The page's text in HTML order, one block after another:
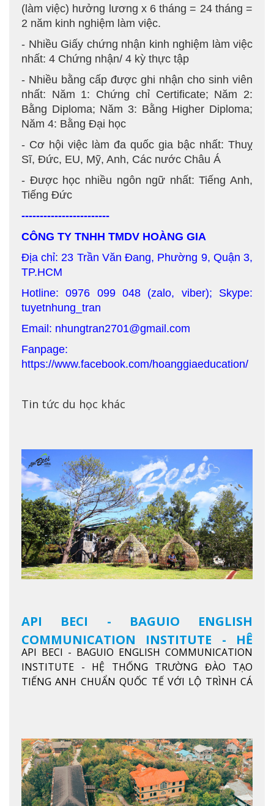
(làm việc) hưởng lương x 6 tháng = 24 tháng =
2 năm kinh nghiệm làm việc.
- Nhiều Giấy chứng nhận kinh nghiệm làm việc
nhất: 4 Chứng nhận/ 4 kỳ thực tập
- Nhiều bằng cấp được ghi nhận cho sinh viên
nhất: Năm 1: Chứng chỉ Certificate; Năm 2:
Bằng Diploma; Năm 3: Bằng Higher Diploma;
Năm 4: Bằng Đại học
- Cơ hội việc làm đa quốc gia bậc nhất: Thuỵ
Sĩ, Đức, EU, Mỹ, Anh, Các nước Châu Á
- Được học nhiều ngôn ngữ nhất: Tiếng Anh,
Tiếng Đức
------------------------
CÔNG TY TNHH TMDV HOÀNG GIA
Địa chỉ: 23 Trần Văn Đang, Phường 9, Quận 3,
TP.HCM
Hotline: 0976 099 048 (zalo, viber); Skype:
tuyetnhung_tran
Email: nhungtran2701@gmail.com
Fanpage:
https://www.facebook.com/hoanggiaeducation/
Tin tức du học khác
API BECI - BAGUIO ENGLISH
COMMUNICATION INSTITUTE - HỆ
THỐNG TRƯỜNG ĐÀO TẠO TIẾNG
ANH CHUẨN QUỐC TẾ
API BECI - BAGUIO ENGLISH COMMUNICATION
INSTITUTE - HỆ THỐNG TRƯỜNG ĐÀO TẠO
TIẾNG ANH CHUẨN QUỐC TẾ VỚI LỘ TRÌNH CÁ